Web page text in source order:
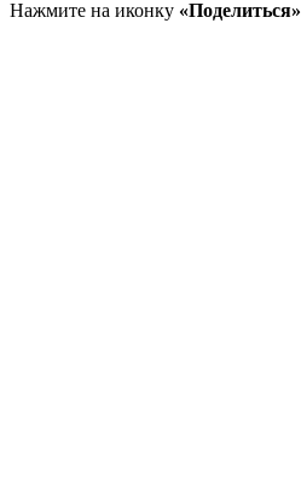
Нажмите на иконку «Поделиться»